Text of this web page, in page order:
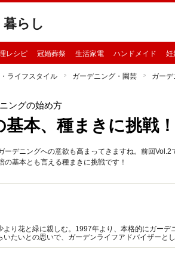
暮らし
レシピ 冠婚葬祭 生活家電 ハンドメイド 妊
ライフスタイル ガーデニング・園芸 ガー
ングの始め方
本、種まきに挑戦！
ーデニングへの意欲も高まってきますね。前回
基本とも言える種まきに挑戦です！
より花と緑に親しむ。1997年より、本格的にガーデ
いたいとの思いで、ガーデンライフアドバイザーと